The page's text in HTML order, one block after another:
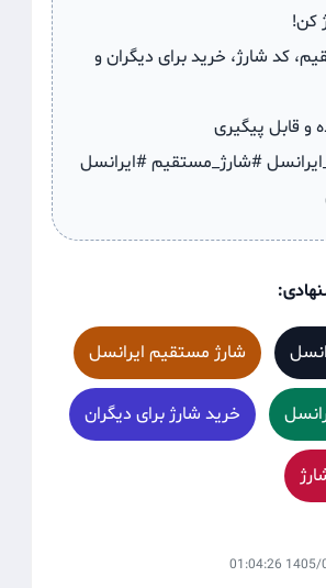
کن!
کد شارژ، خرید برای دیگران و
و قابل پیگیری
#شارژ_مستقیم #ایرانسل
شارژ مستقیم ایرانسل
خرید شارژ برای دیگران